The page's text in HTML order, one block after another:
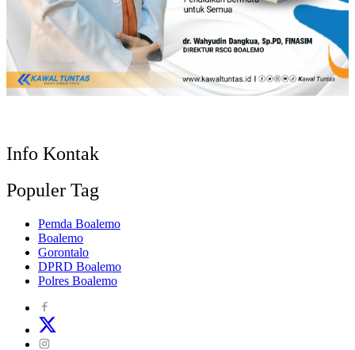
Info Kontak
Populer Tag
Pemda Boalemo
Boalemo
Gorontalo
DPRD Boalemo
Polres Boalemo